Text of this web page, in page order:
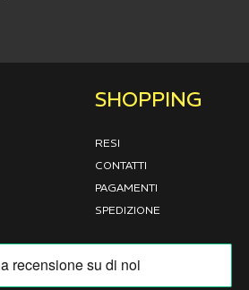
SHOPPING
RESI
CONTATTI
PAGAMENTI
SPEDIZIONE